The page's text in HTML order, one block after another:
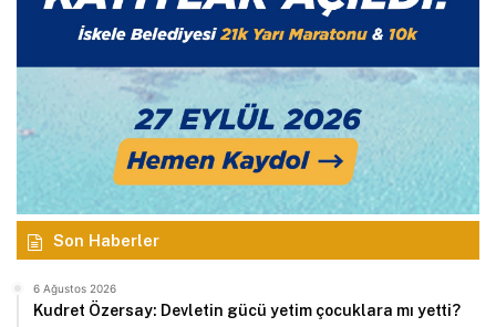
Son Haberler
6 Ağustos 2026
Kudret Özersay: Devletin gücü yetim çocuklara mı yetti?